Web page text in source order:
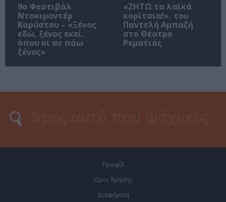
9ο Φεστιβάλ
Ντοκιμαντέρ
Καρύστου – «Ξένος
εδώ, ξένος εκεί,
όπου κι αν πάω
ξένος»
«ΖΗΤΩ τα λαϊκά
κορίτσια!», του
Παντελή Αμπαζή
στο Θέατρο
Ρεματιάς
Προφίλ
Οροι Χρήσης
Διαφήμιση